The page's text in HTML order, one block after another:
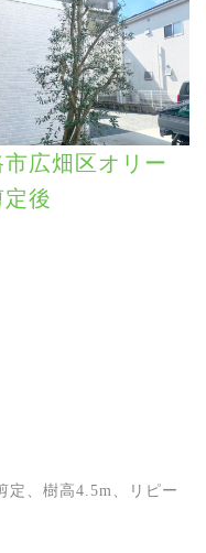
市広畑区オリー
定後
定、樹高4.5m、リピー